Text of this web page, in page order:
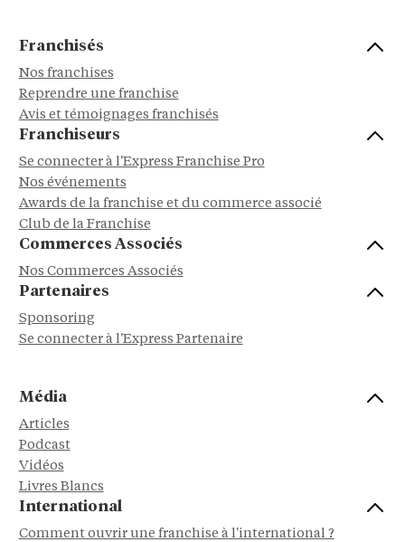
Franchisés
Nos franchises
Reprendre une franchise
Avis et témoignages franchisés
Franchiseurs
Se connecter à l'Express Franchise Pro
Nos événements
Awards de la franchise et du commerce associé
Club de la Franchise
Commerces Associés
Nos Commerces Associés
Partenaires
Sponsoring
Se connecter à l'Express Partenaire
Média
Articles
Podcast
Vidéos
Livres Blancs
International
Comment ouvrir une franchise à l'international ?